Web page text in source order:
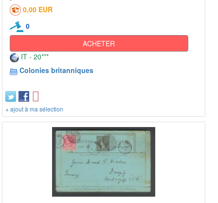
0,00 EUR
0
ACHETER
IT - 20***
Colonies britanniques
+ ajout à ma sélection